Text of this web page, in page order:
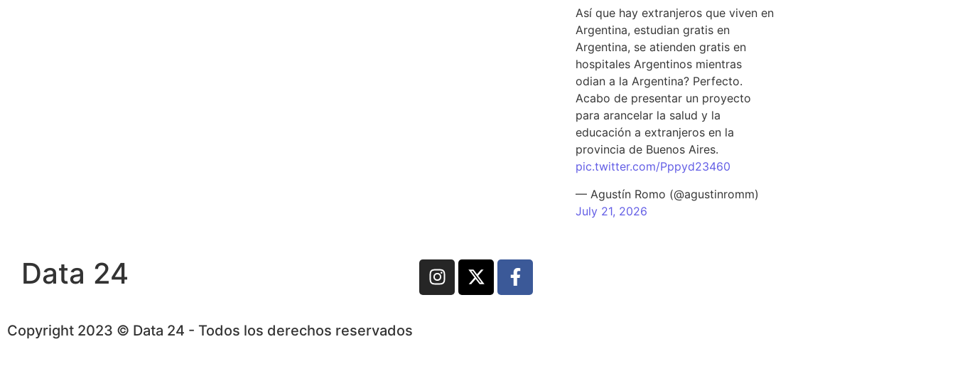
Así que hay extranjeros que viven en
Argentina, estudian gratis en
Argentina, se atienden gratis en
hospitales Argentinos mientras
odian a la Argentina? Perfecto.
Acabo de presentar un proyecto
para arancelar la salud y la
educación a extranjeros en la
provincia de Buenos Aires.
pic.twitter.com/Pppyd23460
— Agustín Romo (@agustinromm)
July 21, 2026
Data 24
Copyright 2023 © Data 24 - Todos los derechos reservados